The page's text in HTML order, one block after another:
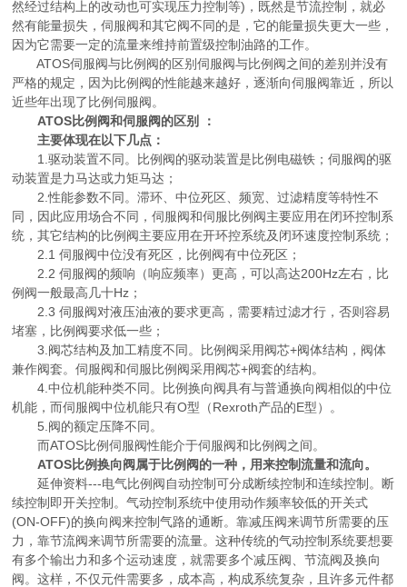
然经过结构上的改动也可实现压力控制等)，既然是节流控制，就必
然有能量损失，伺服阀和其它阀不同的是，它的能量损失更大一些，
因为它需要一定的流量来维持前置级控制油路的工作。
ATOS伺服阀与比例阀的区别伺服阀与比例阀之间的差别并没有
严格的规定，因为比例阀的性能越来越好，逐渐向伺服阀靠近，所以
近些年出现了比例伺服阀。
ATOS比例阀和伺服阀的区别 ：
主要体现在以下几点：
1.驱动装置不同。比例阀的驱动装置是比例电磁铁；伺服阀的驱
动装置是力马达或力矩马达；
2.性能参数不同。滞环、中位死区、频宽、过滤精度等特性不
同，因此应用场合不同，伺服阀和伺服比例阀主要应用在闭环控制系
统，其它结构的比例阀主要应用在开环控系统及闭环速度控制系统；
2.1 伺服阀中位没有死区，比例阀有中位死区；
2.2 伺服阀的频响（响应频率）更高，可以高达200Hz左右，比
例阀一般最高几十Hz；
2.3 伺服阀对液压油液的要求更高，需要精过滤才行，否则容易
堵塞，比例阀要求低一些；
3.阀芯结构及加工精度不同。比例阀采用阀芯+阀体结构，阀体
兼作阀套。伺服阀和伺服比例阀采用阀芯+阀套的结构。
4.中位机能种类不同。比例换向阀具有与普通换向阀相似的中位
机能，而伺服阀中位机能只有O型（Rexroth产品的E型）。
5.阀的额定压降不同。
而ATOS比例伺服阀性能介于伺服阀和比例阀之间。
ATOS比例换向阀属于比例阀的一种，用来控制流量和流向。
延伸资料---电气比例阀自动控制可分成断续控制和连续控制。断
续控制即开关控制。气动控制系统中使用动作频率较低的开关式
(ON-OFF)的换向阀来控制气路的通断。靠减压阀来调节所需要的压
力，靠节流阀来调节所需要的流量。这种传统的气动控制系统要想要
有多个输出力和多个运动速度，就需要多个减压阀、节流阀及换向
阀。这样，不仅元件需要多，成本高，构成系统复杂，且许多元件都